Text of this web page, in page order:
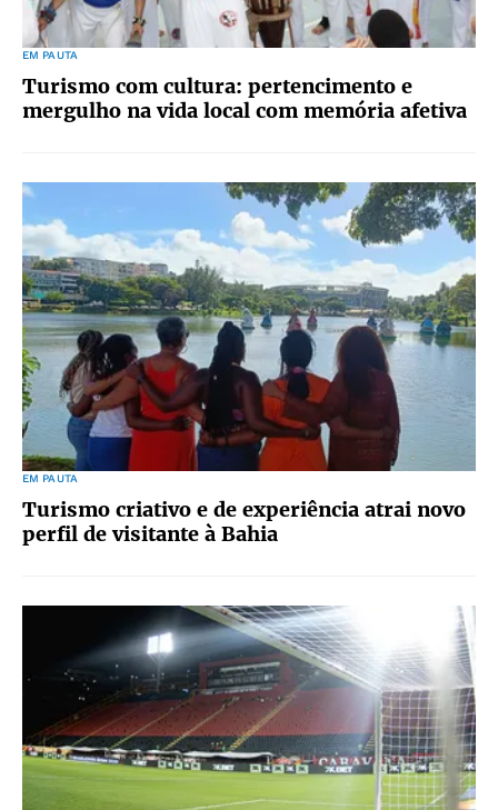
EM PAUTA
Turismo com cultura: pertencimento e
mergulho na vida local com memória afetiva
EM PAUTA
Turismo criativo e de experiência atrai novo
perfil de visitante à Bahia